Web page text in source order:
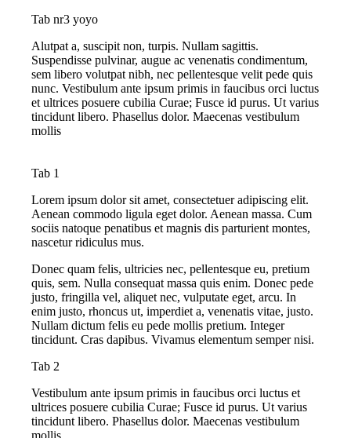
Tab nr3 yoyo
Alutpat a, suscipit non, turpis. Nullam sagittis.
Suspendisse pulvinar, augue ac venenatis condimentum,
sem libero volutpat nibh, nec pellentesque velit pede quis
nunc. Vestibulum ante ipsum primis in faucibus orci luctus
et ultrices posuere cubilia Curae; Fusce id purus. Ut varius
tincidunt libero. Phasellus dolor. Maecenas vestibulum
mollis
Tab 1
Lorem ipsum dolor sit amet, consectetuer adipiscing elit.
Aenean commodo ligula eget dolor. Aenean massa. Cum
sociis natoque penatibus et magnis dis parturient montes,
nascetur ridiculus mus.
Donec quam felis, ultricies nec, pellentesque eu, pretium
quis, sem. Nulla consequat massa quis enim. Donec pede
justo, fringilla vel, aliquet nec, vulputate eget, arcu. In
enim justo, rhoncus ut, imperdiet a, venenatis vitae, justo.
Nullam dictum felis eu pede mollis pretium. Integer
tincidunt. Cras dapibus. Vivamus elementum semper nisi.
Tab 2
Vestibulum ante ipsum primis in faucibus orci luctus et
ultrices posuere cubilia Curae; Fusce id purus. Ut varius
tincidunt libero. Phasellus dolor. Maecenas vestibulum
mollis